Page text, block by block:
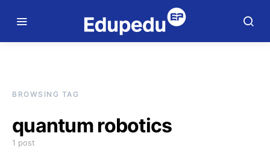
BROWSING TAG
quantum robotics
1 post